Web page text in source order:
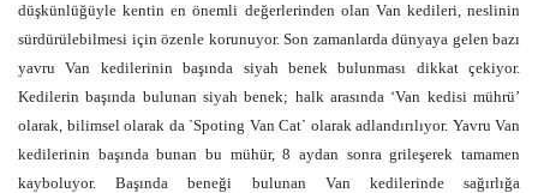
düşkünlüğüyle kentin en önemli değerlerinden olan Van kedileri, neslinin
sürdürülebilmesi için özenle korunuyor. Son zamanlarda dünyaya gelen bazı
yavru Van kedilerinin başında siyah benek bulunması dikkat çekiyor.
Kedilerin başında bulunan siyah benek; halk arasında ‘Van kedisi mührü’
olarak, bilimsel olarak da `Spoting Van Cat` olarak adlandırılıyor. Yavru Van
kedilerinin başında bunan bu mühür, 8 aydan sonra grileşerek tamamen
kayboluyor. Başında beneği bulunan Van kedilerinde sağırlığa